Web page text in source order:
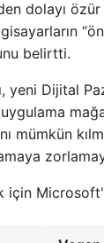
dolayı
belirtti.
yeni Dijital
mümkün
için